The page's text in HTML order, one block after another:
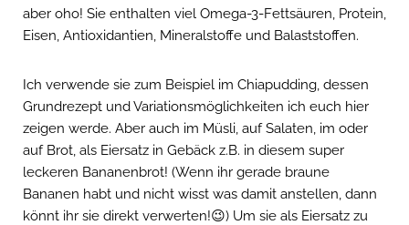
aber oho! Sie enthalten viel Omega-3-Fettsäuren, Protein,
Eisen, Antioxidantien, Mineralstoffe und Balaststoffen.
Ich verwende sie zum Beispiel im Chiapudding, dessen
Grundrezept und Variationsmöglichkeiten ich euch hier
zeigen werde. Aber auch im Müsli, auf Salaten, im oder
auf Brot, als Eiersatz in Gebäck z.B. in diesem super
leckeren Bananenbrot! (Wenn ihr gerade braune
Bananen habt und nicht wisst was damit anstellen, dann
könnt ihr sie direkt verwerten!😉) Um sie als Eiersatz zu